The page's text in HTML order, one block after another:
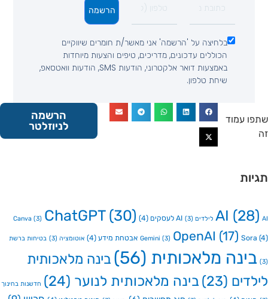
בלחיצה על 'הרשמה' אני מאשר/ת חומרים שיווקיים
הכוללים עדכונים, מדריכים, טיפים והצעות מיוחדות
באמצעות דואר אלקטרוני, הודעות SMS, הודעות וואטסאפ,
שיחת טלפון.
הרשמה
עמוד
הרשמה
לניוזלטר
AI
(3) AI לעסקים (4)
Canva(3) ChatGPT(30)
Gemini(3) OpenAI(17) אבטחת מידע (4) אוטומציה(3) בטיחות ברשת
מלאכותית(56)
בינה מלאכותית
(23) בינה מלאכותית לנוער(24) חדשנות בחינוך